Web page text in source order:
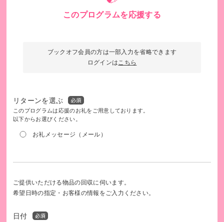
在住ネパール人を対象とした相談会（日本）
このプログラムを応援する
ブックオフ会員の方は一部入力を省略できます
ログインはこちら
リターンを選ぶ
このプログラムは応援のお礼をご用意しております。
以下からお選びください。
お礼メッセージ（メール）
ご提供いただける物品の回収に伺います。
希望日時の指定・お客様の情報をご入力ください。
日付